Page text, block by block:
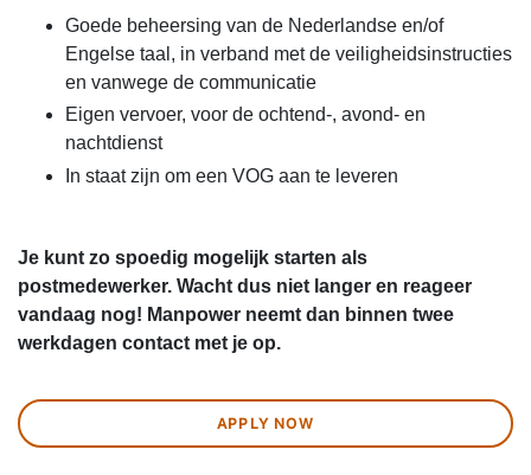
Goede beheersing van de Nederlandse en/of
Engelse taal, in verband met de veiligheidsinstructies
en vanwege de communicatie
Eigen vervoer, voor de ochtend-, avond- en
nachtdienst
In staat zijn om een VOG aan te leveren
Je kunt zo spoedig mogelijk starten als
postmedewerker. Wacht dus niet langer en reageer
vandaag nog! Manpower neemt dan binnen twee
werkdagen contact met je op.
APPLY NOW